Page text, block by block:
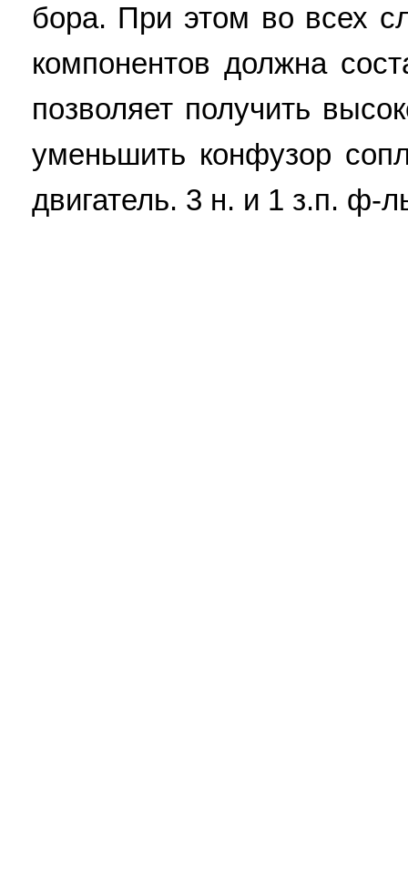
бора. При этом во всех
компонентов должна
позволяет получить
уменьшить конфузор
двигатель. 3 н. и 1 з.п. ф-